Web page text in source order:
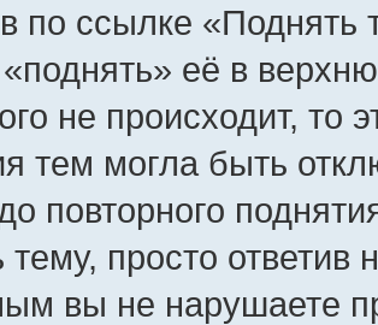
по ссылке «Поднять
её в
не происходит, то
тем могла быть
повторного
тему, просто ответив
вы не нарушаете